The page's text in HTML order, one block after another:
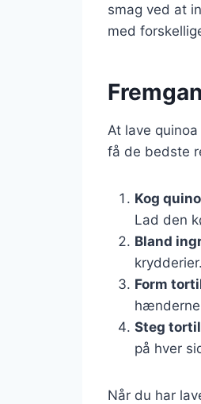
smag ved at
med
At lave
få de bedste
Kog
Lad den
Bland
Form
Steg
på hver
Når du har